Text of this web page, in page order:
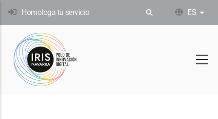
Pasar
contenido
principal
Homologa tu servicio ES